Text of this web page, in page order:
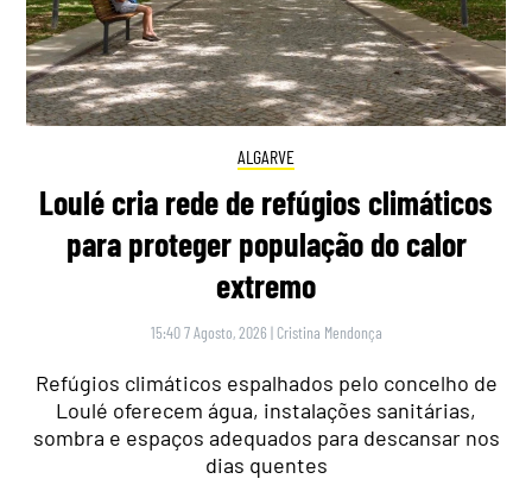
ALGARVE
Loulé cria rede de refúgios climáticos
para proteger população do calor
extremo
15:40 7 Agosto, 2026 | Cristina Mendonça
Refúgios climáticos espalhados pelo concelho de
Loulé oferecem água, instalações sanitárias,
sombra e espaços adequados para descansar nos
dias quentes